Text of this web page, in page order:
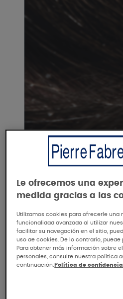
DUCRAY
[Repetición] -
Le ofrecemos una
medida gracias a las
Utilizamos cookies para ofrecerle una
funcionalidad avanzada al utilizar
facilitar su navegación en el sitio,
uso de cookies. De lo contrario, puede
Para obtener más información sobre
personales, consulte nuestra política
continuación: Política de